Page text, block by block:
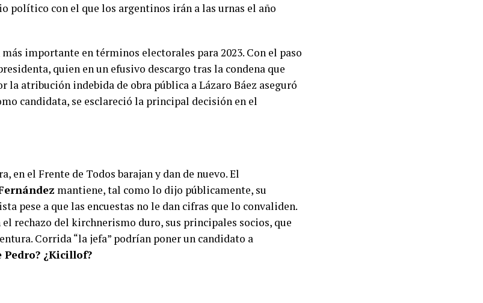
político con el que los argentinos irán a las urnas el año
importante en términos electorales para 2023. Con el paso
quien en un efusivo descargo tras la condena que
la atribución indebida de obra pública a Lázaro Báez aseguró
candidata, se esclareció la principal decisión en el
en el Frente de Todos barajan y dan de nuevo. El
mantiene, tal como lo dijo públicamente, su
pese a que las encuestas no le dan cifras que lo convaliden.
el rechazo del kirchnerismo duro, sus principales socios, que
Corrida “la jefa” podrían poner un candidato a
Pedro? ¿Kicillof?